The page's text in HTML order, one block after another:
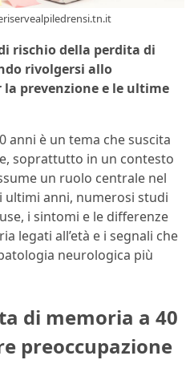
rischio della perdita di
rivolgersi allo
prevenzione e le ultime
anni è un tema che suscita
soprattutto in un contesto
un ruolo centrale nel
ultimi anni, numerosi studi
i sintomi e le differenze
legati all’età e i segnali che
neurologica più
di memoria a 40
preoccupazione